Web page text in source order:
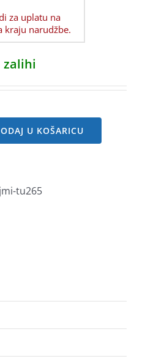
za uplatu na
kraju narudžbe.
zalihi
U KOŠARICU
tu265